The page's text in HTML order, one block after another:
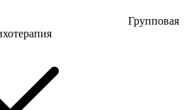
Групповая